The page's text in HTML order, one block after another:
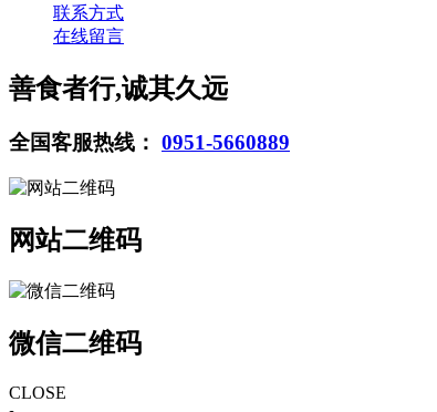
联系方式
在线留言
善食者行,诚其久远
全国客服热线： 0951-5660889
网站二维码
微信二维码
CLOSE